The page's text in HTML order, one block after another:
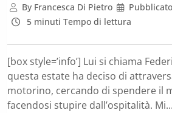
ByFrancesca Di Pietro
5 minuti Tempo di lettura
[box style=’info’] Lui si chiama
questa estate ha deciso di
motorino, cercando di spendere il
facendosi stupire dall’ospitalità. Mi...